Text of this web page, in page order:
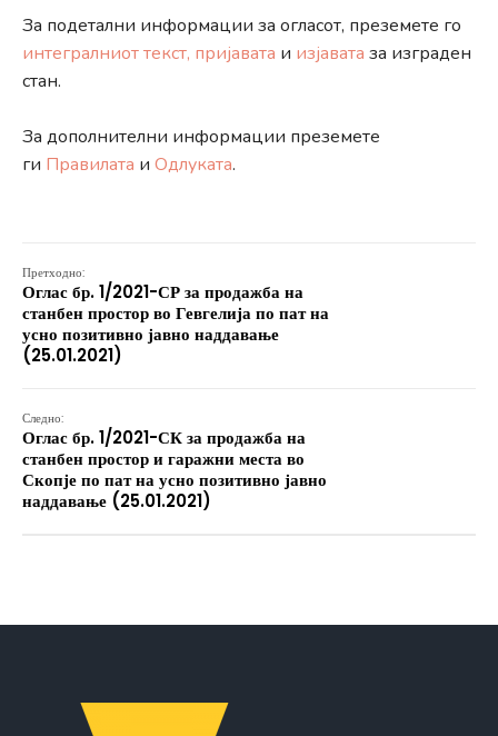
За подетални информации за огласот, преземете го
интегралниот текст, пријавата и изјавата за изграден
стан.
За дополнителни информации преземете
ги Правилата и Одлуката.
Претходно:
Оглас бр. 1/2021-СР за продажба на
станбен простор во Гевгелија по пат на
усно позитивно јавно наддавање
(25.01.2021)
Следно:
Оглас бр. 1/2021-СК за продажба на
станбен простор и гаражни места во
Скопје по пат на усно позитивно јавно
наддавање (25.01.2021)